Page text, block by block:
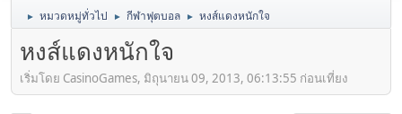
► หมวดหมู่ทั่วไป ► กีฬาฟุตบอล ► หงส์แดงหนักใจ
หงส์แดงหนักใจ
เริ่มโดย CasinoGames, มิถุนายน 09, 2013, 06:13:55 ก่อนเที่ยง